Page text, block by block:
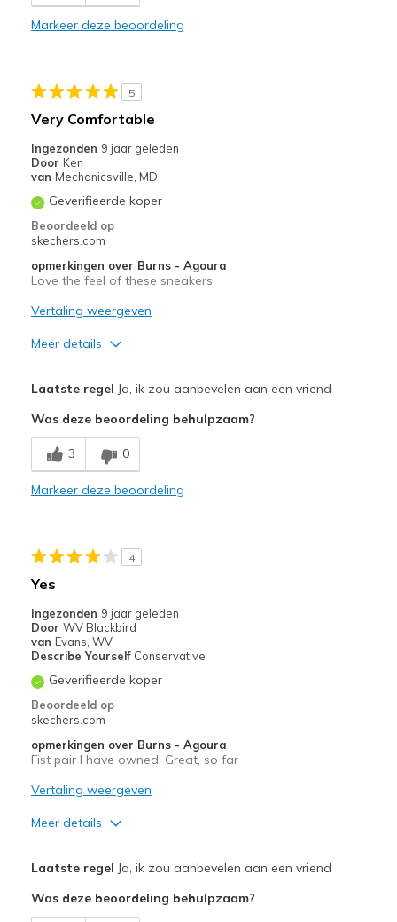
Beste toepassingen
Casual Wear
Sizing
View On Shoes
Shoes are for Wearing
Markeer deze beoordeling
5
Very Comfortable
Ingezonden 9 jaar geleden
Door Ken
van Mechanicsville, MD
Geverifieerde koper
Beoordeeld op
skechers.com
opmerkingen over Burns - Agoura
Love the feel of these sneakers
Vertaling weergeven
Meer details
Width
Sizing
Laatste regel Ja, ik zou aanbevelen aan een vriend
Was deze beoordeling behulpzaam?
3 0
Markeer deze beoordeling
4
Yes
Ingezonden 9 jaar geleden
Door WV Blackbird
van Evans, WV
Describe Yourself Conservative
Geverifieerde koper
Beoordeeld op
skechers.com
opmerkingen over Burns - Agoura
Fist pair I have owned. Great, so far
Vertaling weergeven
Meer details
Stylish
Laatste regel Ja, ik zou aanbevelen aan een vriend
Was deze beoordeling behulpzaam?